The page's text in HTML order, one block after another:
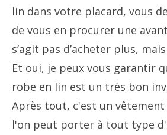
lin dans votre placard, vous
de vous en procurer une
s’agit pas d’acheter plus,
Et oui, je peux vous garantir
robe en lin est un très bon
Après tout, c'est un
l'on peut porter à tout type